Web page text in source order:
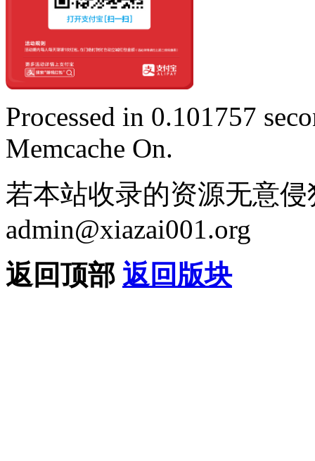
Processed in 0.101757
Memcache On.
若本站收录的资源无意
admin@xiazai001.org
返回顶部 返回版块